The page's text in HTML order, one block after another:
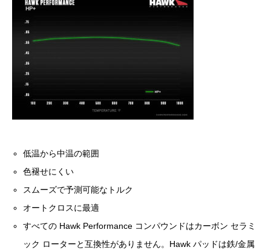
低温から中温の範囲
色褪せにくい
スムーズで予測可能なトルク
オートクロスに最適
すべての Hawk Performance コンパウンドはカーボン セラミ
ック ローターと互換性がありません。Hawk パッドは鉄/金属